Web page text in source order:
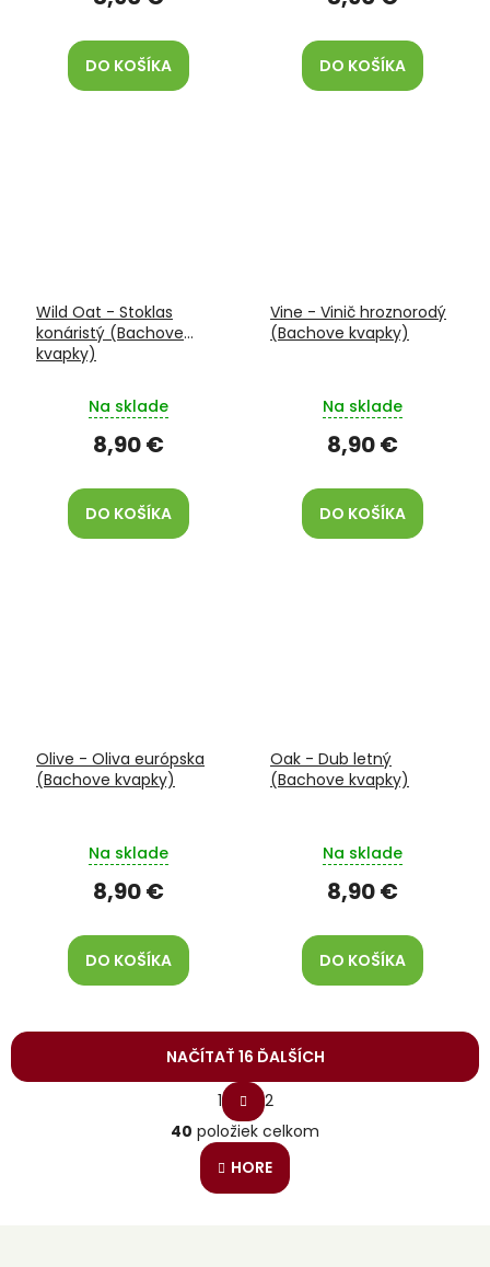
DO KOŠÍKA DO KOŠÍKA
Wild Oat - Stoklas
konáristý (Bachove
kvapky)
Na sklade
8,90 €
DO KOŠÍKA
Vine - Vinič hroznorodý
(Bachove kvapky)
Na sklade
8,90 €
DO KOŠÍKA
Olive - Oliva európska
(Bachove kvapky)
Na sklade
8,90 €
DO KOŠÍKA
Oak - Dub letný
(Bachove kvapky)
Na sklade
8,90 €
DO KOŠÍKA
O
v
l
NAČÍTAŤ 16 ĎALŠÍCH
S
t
r
á
n
o
1
2
40 položiek celkom
HORE